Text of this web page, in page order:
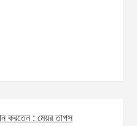
করতেন : মেয়র তাপস